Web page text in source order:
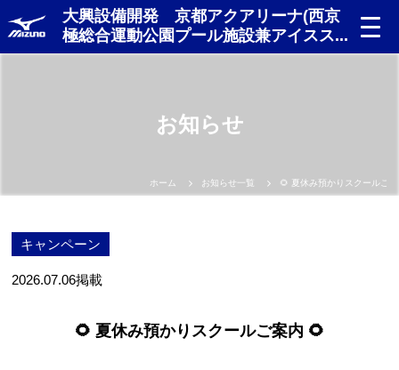
大興設備開発 京都アクアリーナ(西京
極総合運動公園プール施設兼アイスス...
お知らせ
ホーム お知らせ一覧 🌻 夏休み預かりスクールご
キャンペーン
2026.07.06掲載
🌻 夏休み預かりスクールご案内 🌻